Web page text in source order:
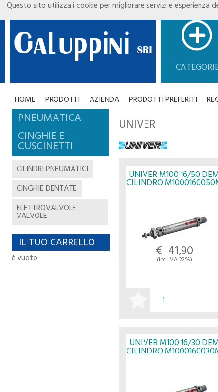
HOME PRODOTTI AZIENDA PRODOTTI PREFERITI
PNEUMATICA
CINGHIE E
CUSCINETTI
CILINDRI PNEUMATICI
CINGHIE DENTATE
ELETTROVALVOLE
VALVOLE
IL TUO CARRELLO
è vuoto
UNIVER
UNIVER M100 16/50
CILINDRO
€ 41,90
(inc. IVA 22%)
UNIVER M100 16/30
CILINDRO
Questo sito utilizza i cookie per migliorare servizi e esperienza